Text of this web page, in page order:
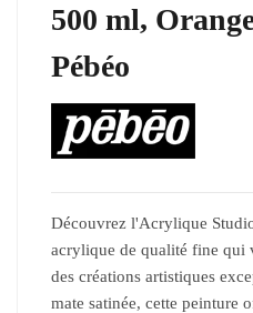
500 ml,
Pébéo
Découvrez l'Acrylique
acrylique de qualité fine qui
des créations artistiques
mate satinée, cette peinture